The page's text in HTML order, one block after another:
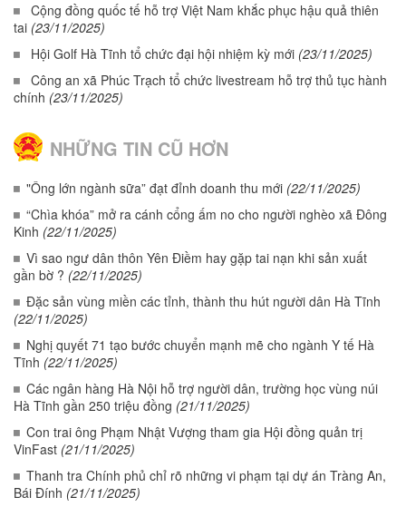
Cộng đồng quốc tế hỗ trợ Việt Nam khắc phục hậu quả thiên
tai (23/11/2025)
Hội Golf Hà Tĩnh tổ chức đại hội nhiệm kỳ mới (23/11/2025)
Công an xã Phúc Trạch tổ chức livestream hỗ trợ thủ tục hành
chính (23/11/2025)
NHỮNG TIN CŨ HƠN
"Ông lớn ngành sữa” đạt đỉnh doanh thu mới (22/11/2025)
“Chìa khóa” mở ra cánh cổng ấm no cho người nghèo xã Đông
Kinh (22/11/2025)
Vì sao ngư dân thôn Yên Điềm hay gặp tai nạn khi sản xuất
gần bờ ? (22/11/2025)
Đặc sản vùng miền các tỉnh, thành thu hút người dân Hà Tĩnh
(22/11/2025)
Nghị quyết 71 tạo bước chuyển mạnh mẽ cho ngành Y tế Hà
Tĩnh (22/11/2025)
Các ngân hàng Hà Nội hỗ trợ người dân, trường học vùng núi
Hà Tĩnh gần 250 triệu đồng (21/11/2025)
Con trai ông Phạm Nhật Vượng tham gia Hội đồng quản trị
VinFast (21/11/2025)
Thanh tra Chính phủ chỉ rõ những vi phạm tại dự án Tràng An,
Bái Đính (21/11/2025)